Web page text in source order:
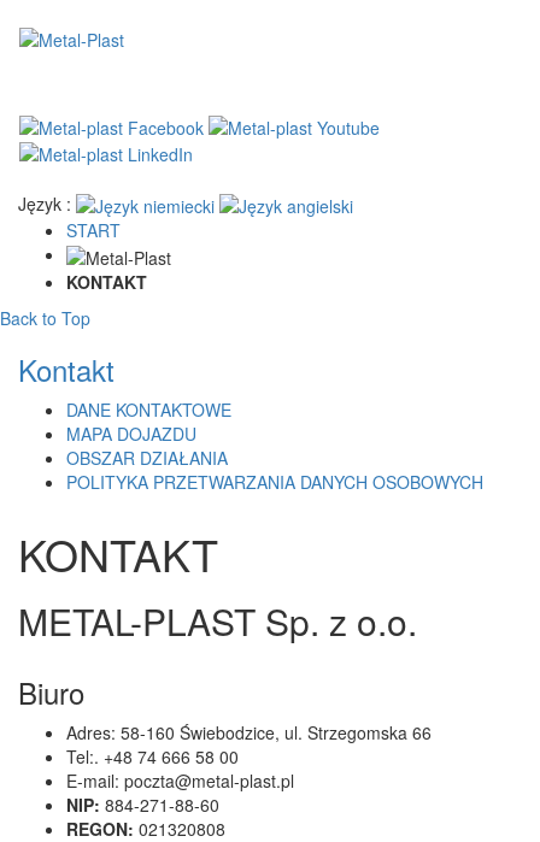
Język :
START
KONTAKT
Back to Top
Kontakt
DANE KONTAKTOWE
MAPA DOJAZDU
OBSZAR DZIAŁANIA
POLITYKA PRZETWARZANIA DANYCH OSOBOWYCH
KONTAKT
METAL-PLAST Sp. z o.o.
Biuro
Adres: 58-160 Świebodzice, ul. Strzegomska 66
Tel:. +48 74 666 58 00
E-mail: poczta@metal-plast.pl
NIP: 884-271-88-60
REGON: 021320808